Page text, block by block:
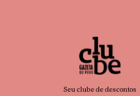
Seu clube de descontos